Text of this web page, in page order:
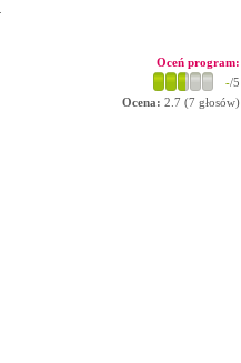
Oceń program:
-/5
Ocena: 2.7 (7 głosów)